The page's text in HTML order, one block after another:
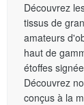
Découvrez
tissus de
amateurs
haut de
étoffes
Découvrez
conçus à la